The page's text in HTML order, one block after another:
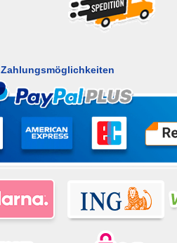
Zahlungsmöglichkeiten